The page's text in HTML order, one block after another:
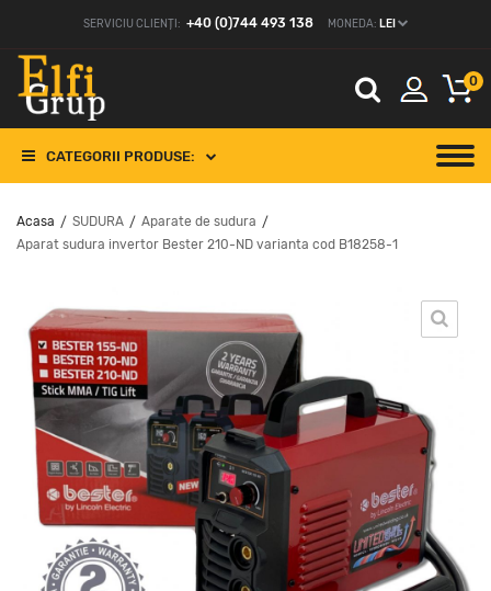
SERVICIU CLIENȚI: +40 (0)744 493 138 MONEDA: LEI
0
CATEGORII PRODUSE:
Acasa / SUDURA / Aparate de sudura /
Aparat sudura invertor Bester 210-ND varianta cod B18258-1